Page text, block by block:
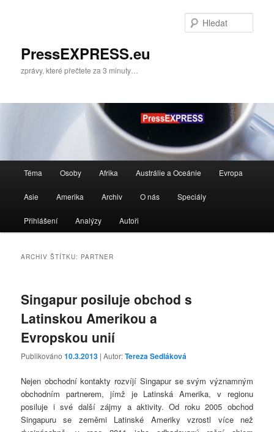
paneluPressEXPRESS.eu
zprávy, které přečtete za 3 minuty…
navigační
Téma Osoby Afrika Austrálie a Oceánie Evropa
Asie Amerika Archiv O nás Speciály
Přihlášení Analýzy Autoři
ARCHIV ŠTÍTKU: PARTNER
Singapur posiluje obchod s
Latinskou Amerikou a
Evropskou unií
Publikováno10.3.2013 | Autor:Tereza Sedláková
Nejen obchodní kontakty rozvíjí Singapur se svým významným
obchodním partnerem, jímž je Latinská Amerika, v regionu
posiluje i své další zájmy a aktivity. Od roku 2005 obchod
Singapuru se zeměmi Latinské Ameriky vzrostl více než